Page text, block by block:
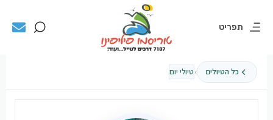
תפריט
כל הטיולים ›טיולי יום